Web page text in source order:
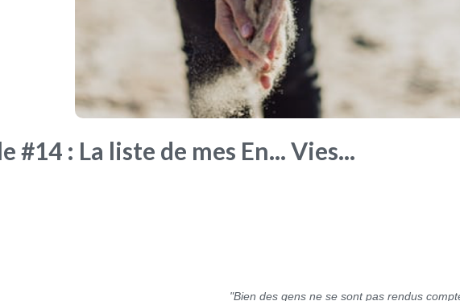
#14 : La liste de mes En... Vies...
"Bien des gens ne se sont pas rendus